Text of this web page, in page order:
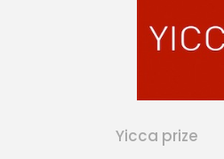
Yicca prize